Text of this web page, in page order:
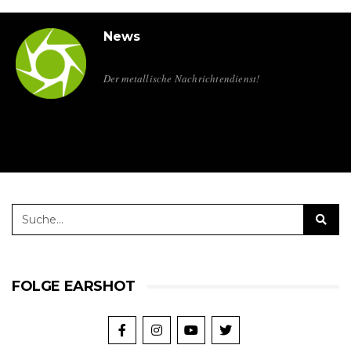
News
Der metallische Nachrichtendienst!
FOLGE EARSHOT